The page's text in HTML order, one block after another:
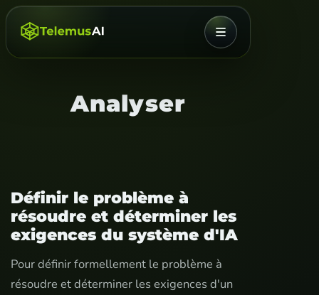
MENU
Analyser
Définir le problème à
résoudre et déterminer les
exigences du système d'IA
Pour définir formellement le problème à
résoudre et déterminer les exigences d'un